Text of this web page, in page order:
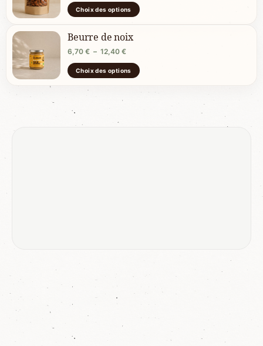
Choix des options
Beurre de noix
6,70 € – 12,40 €
Choix des options